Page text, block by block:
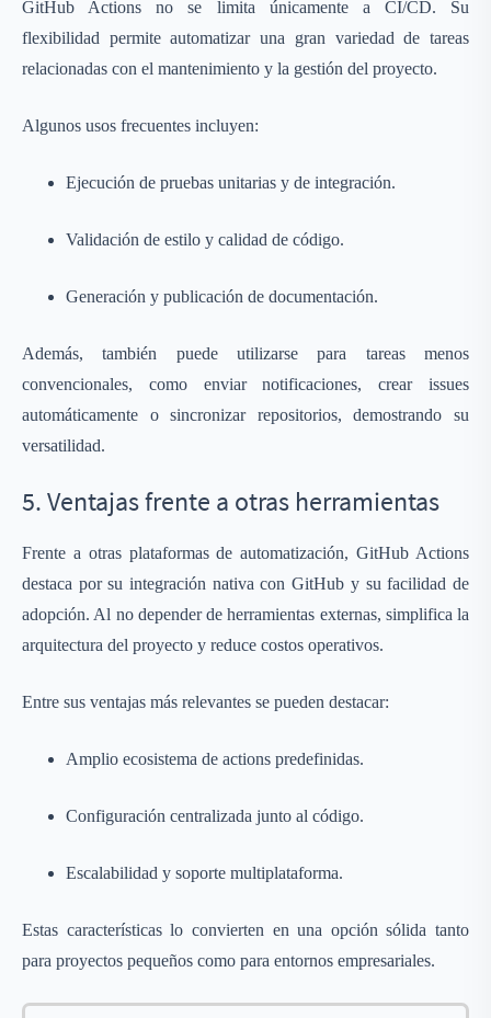
GitHub Actions no se limita únicamente a CI/CD. Su
flexibilidad permite automatizar una gran variedad de tareas
relacionadas con el mantenimiento y la gestión del proyecto.
Algunos usos frecuentes incluyen:
Ejecución de pruebas unitarias y de integración.
Validación de estilo y calidad de código.
Generación y publicación de documentación.
Además, también puede utilizarse para tareas menos
convencionales, como enviar notificaciones, crear issues
automáticamente o sincronizar repositorios, demostrando su
versatilidad.
5. Ventajas frente a otras herramientas
Frente a otras plataformas de automatización, GitHub Actions
destaca por su integración nativa con GitHub y su facilidad de
adopción. Al no depender de herramientas externas, simplifica la
arquitectura del proyecto y reduce costos operativos.
Entre sus ventajas más relevantes se pueden destacar:
Amplio ecosistema de actions predefinidas.
Configuración centralizada junto al código.
Escalabilidad y soporte multiplataforma.
Estas características lo convierten en una opción sólida tanto
para proyectos pequeños como para entornos empresariales.